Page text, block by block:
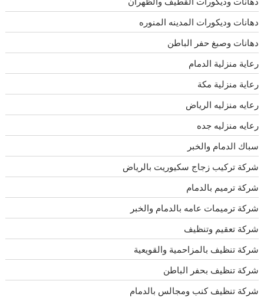
دهانات وديكورات المدينه المنوره
دهانات وصبغ حفر الباطن
رعاية منزلية الدمام
رعاية منزلية مكة
رعايه منزليه الرياض
رعايه منزليه جده
سباك الدمام والخبر
شركة تركيب زجاج سكيوريت بالرياض
شركة ترميم بالدمام
شركة ترميمات عامه بالدمام والخبر
شركة تعقيم وتنظيف
شركة تنظيف بالمزاحمية والقويعية
شركة تنظيف بحفر الباطن
شركة تنظيف كنب ومجالس بالدمام